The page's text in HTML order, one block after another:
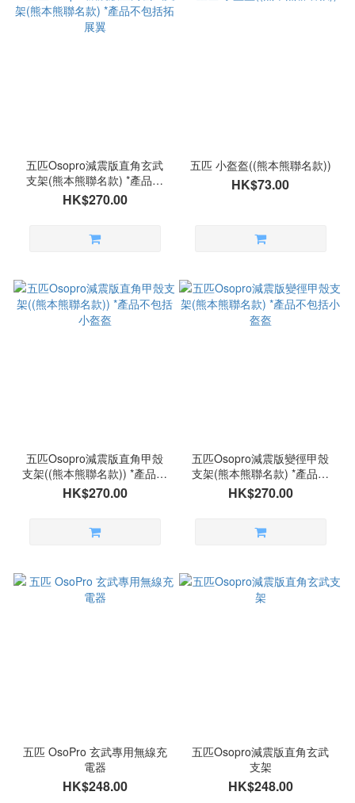
五匹Osopro減震版直角玄武
支架(熊本熊聯名款) *產品不
包括拓展翼
HK$270.00
五匹 小盔盔((熊本熊聯名款))
HK$73.00
五匹Osopro減震版直角甲殼
支架((熊本熊聯名款)) *產品不
包括小盔盔
HK$270.00
五匹Osopro減震版變徑甲殼
支架(熊本熊聯名款) *產品不
包括小盔盔
HK$270.00
五匹 OsoPro 玄武專用無線充
電器
HK$248.00
五匹Osopro減震版直角玄武
支架
HK$248.00